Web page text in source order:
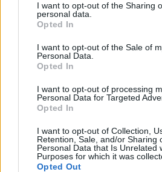
disclose it to other third parties.
Please note that this website/app
services and may gather and store
not limited to your visit or usage
grant or deny consent to Google and
consent section.
I want to opt-out of the Sharing
personal data.
Opted In
I want to opt-out of the Sale of
Personal Data.
Opted In
I want to opt-out of processing
Personal Data for Targeted
Opted In
I want to opt-out of Collection,
Retention, Sale, and/or Sharing
Personal Data that Is Unrelated
Purposes for which it was
Opted Out